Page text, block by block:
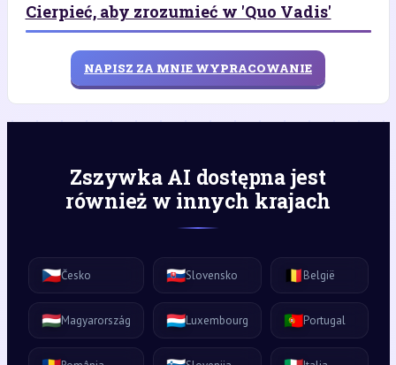
Cierpieć, aby zrozumieć w 'Quo Vadis'
NAPISZ ZA MNIE WYPRACOWANIE
Zszywka AI dostępna jest
również w innych krajach
🇨🇿Česko 🇸🇰Slovensko 🇧🇪België
🇭🇺Magyarország 🇱🇺Luxembourg 🇵🇹Portugal